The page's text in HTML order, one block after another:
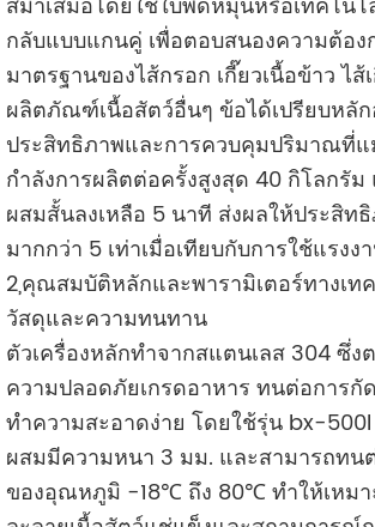
กลับแบบแกนคู่ เพื่อตอบสนองความต้อง
มาตรฐานของไส้กรอก เกี๊ยวเนื้อข้าว ไส้
ผลิตภัณฑ์เนื้อสัตว์อื่นๆ ข้อได้เปรียบหลั
ประสิทธิภาพและการควบคุมปริมาณที่
กำลังการผลิตต่อครั้งสูงสุด 40 กิโลกรัม
ผสมสั้นลงเหลือ 5 นาที ส่งผลให้ประสิท
มากกว่า 5 เท่าเมื่อเทียบกับการใช้แรงง
2,คุณสมบัติหลักและพารามิเตอร์ทางเท
วัสดุและความทนทาน
ตัวเครื่องหลักทำจากสแตนเลส 304 ซึ่ง
ความปลอดภัยเกรดอาหาร ทนต่อการกั
ทำความสะอาดง่าย โดยใช้รุ่น bx-500l
ผสมมีความหนา 3 มม. และสามารถทน
ของอุณหภูมิ -18℃ ถึง 80℃ ทำให้เหมา